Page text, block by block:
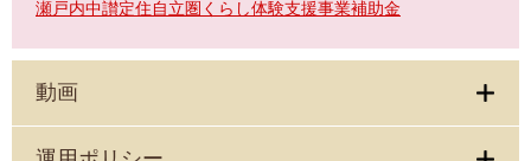
瀬戸内中讃定住自立圏くらし体験支援事業補助金
動画